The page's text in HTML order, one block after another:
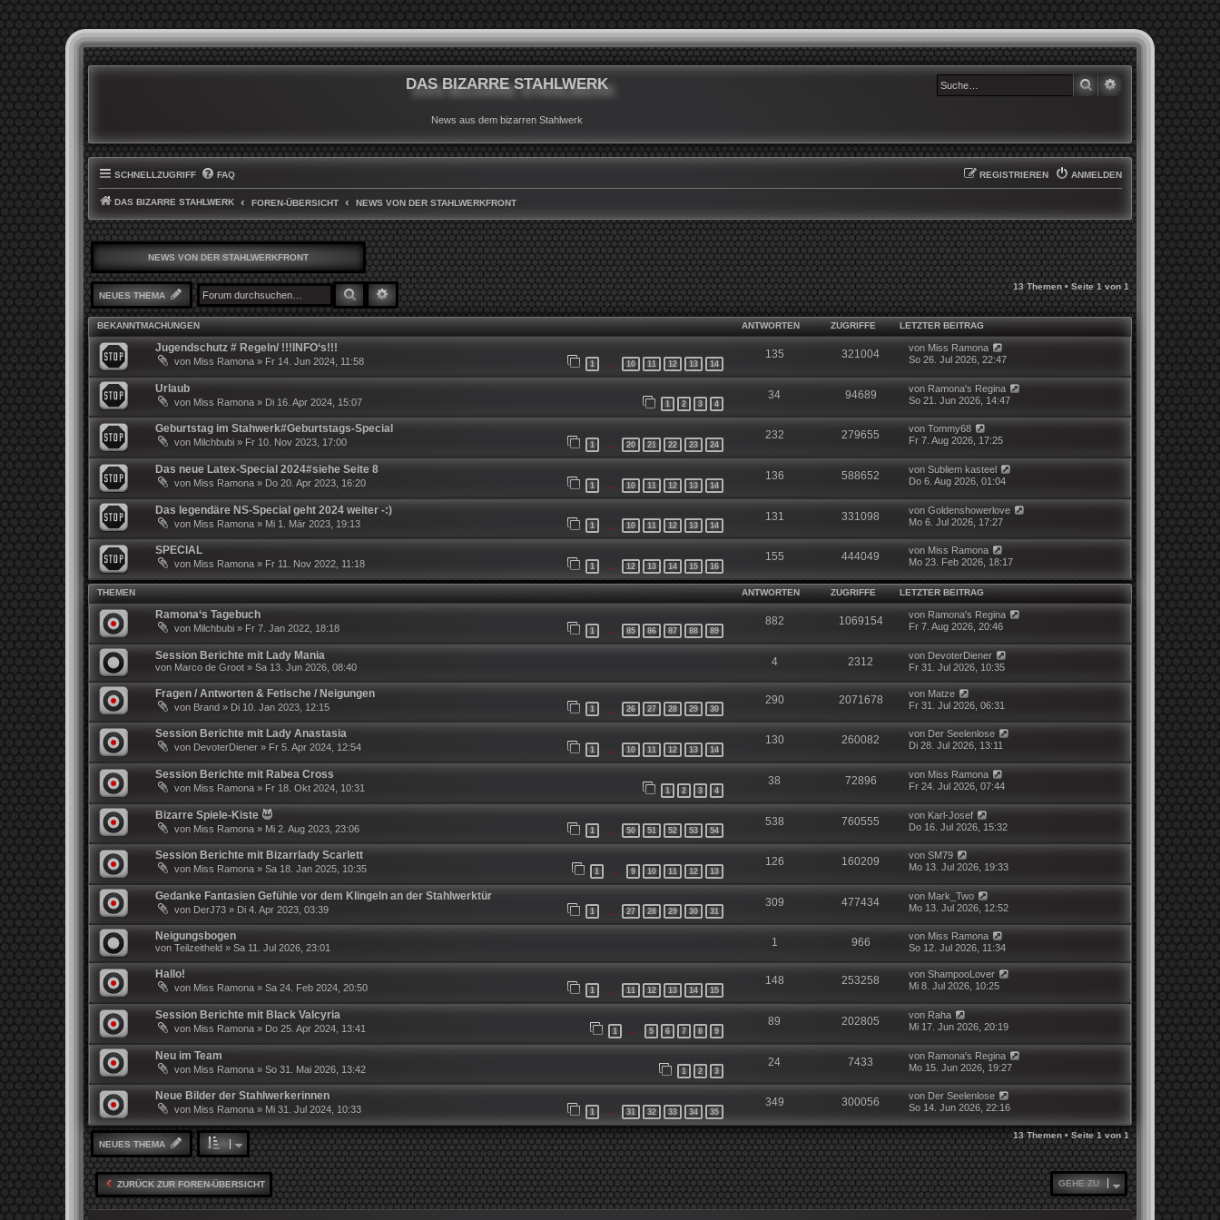
DAS BIZARRE STAHLWERK
News aus dem bizarren Stahlwerk
SUCHE
SCHNELLZUGRIFF FAQ ANMELDEN
REGISTRIEREN
DAS BIZARRE STAHLWERK FOREN-ÜBERSICHT NEWS VON DER STAHLWERKFRONT
NEWS VON DER STAHLWERKFRONT
NEUES THEMA SUCHE ERWEITERTE SUCHE
13 Themen • Seite1 von1
BEKANNTMACHUNGEN ANTWORTEN ZUGRIFFE LETZTER BEITRAG
Jugendschutz # Regeln/ !!!INFO‘s!!!
von Miss Ramona » Fr 14. Jun 2024, 11:58 1 … 10 11 12 13 14
135 321004 von Miss Ramona
So 26. Jul 2026, 22:47
Urlaub
von Miss Ramona » Di 16. Apr 2024, 15:07 1 2 3 4
34 94689 von Ramona's Regina
So 21. Jun 2026, 14:47
Geburtstag im Stahwerk#Geburtstags-Special
von Milchbubi » Fr 10. Nov 2023, 17:00 1 … 20 21 22 23 24
232 279655 von Tommy68
Fr 7. Aug 2026, 17:25
Das neue Latex-Special 2024#siehe Seite 8
von Miss Ramona » Do 20. Apr 2023, 16:20 1 … 10 11 12 13 14
136 588652 von Subliem kasteel
Do 6. Aug 2026, 01:04
Das legendäre NS-Special geht 2024 weiter -:)
von Miss Ramona » Mi 1. Mär 2023, 19:13 1 10 11 12 13 14
131 331098 von Goldenshowerlove
Mo 6. Jul 2026, 17:27
SPECIAL
von Miss Ramona » Fr 11. Nov 2022, 11:18 1 … 12 13 14 15 16
155 444049 von Miss Ramona
Mo 23. Feb 2026, 18:17
THEMEN ANTWORTEN ZUGRIFFE LETZTER BEITRAG
Ramona‘s Tagebuch
von Milchbubi » Fr 7. Jan 2022, 18:18 1 … 85 86 87 88 89
882 1069154 von Ramona's Regina
Fr 7. Aug 2026, 20:46
Session Berichte mit Lady Mania
von Marco de Groot » Sa 13. Jun 2026, 08:40 4 2312 von DevoterDiener
Fr 31. Jul 2026, 10:35
Fragen / Antworten & Fetische / Neigungen
von Brand » Di 10. Jan 2023, 12:15 1 26 27 28 29 30
290 2071678 von Matze
Fr 31. Jul 2026, 06:31
Session Berichte mit Lady Anastasia
von DevoterDiener » Fr 5. Apr 2024, 12:54 1 … 10 11 12 13 14
130 260082 von Der Seelenlose
Di 28. Jul 2026, 13:11
Session Berichte mit Rabea Cross
von Miss Ramona » Fr 18. Okt 2024, 10:31 1 2 3 4
38 72896 von Miss Ramona
Fr 24. Jul 2026, 07:44
Bizarre Spiele-Kiste 😈
von Miss Ramona » Mi 2. Aug 2023, 23:06 1 50 51 52 53 54
538 760555 von Karl-Josef
Do 16. Jul 2026, 15:32
Session Berichte mit Bizarrlady Scarlett
von Miss Ramona » Sa 18. Jan 2025, 10:35 1 … 9 10 11 12 13
126 160209 von SM79
Mo 13. Jul 2026, 19:33
Gedanke Fantasien Gefühle vor dem Klingeln an der Stahlwerktür
von DerJ73 » Di 4. Apr 2023, 03:39 1 27 28 29 30 31
309 477434 von Mark_Two
Mo 13. Jul 2026, 12:52
Neigungsbogen
von Teilzeitheld » Sa 11. Jul 2026, 23:01 1 966 von Miss Ramona
So 12. Jul 2026, 11:34
Hallo!
von Miss Ramona » Sa 24. Feb 2024, 20:50 1 11 12 13 14 15
148 253258 von ShampooLover
Mi 8. Jul 2026, 10:25
Session Berichte mit Black Valcyria
von Miss Ramona » Do 25. Apr 2024, 13:41 1 … 5 6 7 8 9
89 202805 von Raha
Mi 17. Jun 2026, 20:19
Neu im Team
von Miss Ramona » So 31. Mai 2026, 13:42 1 2 3
24 7433 von Ramona's Regina
Mo 15. Jun 2026, 19:27
Neue Bilder der Stahlwerkerinnen
von Miss Ramona » Mi 31. Jul 2024, 10:33 1 … 31 32 33 34 35
349 300056 von Der Seelenlose
So 14. Jun 2026, 22:16
NEUES THEMA
13 Themen • Seite1 von1
ZURÜCK ZUR FOREN-ÜBERSICHT GEHE ZU